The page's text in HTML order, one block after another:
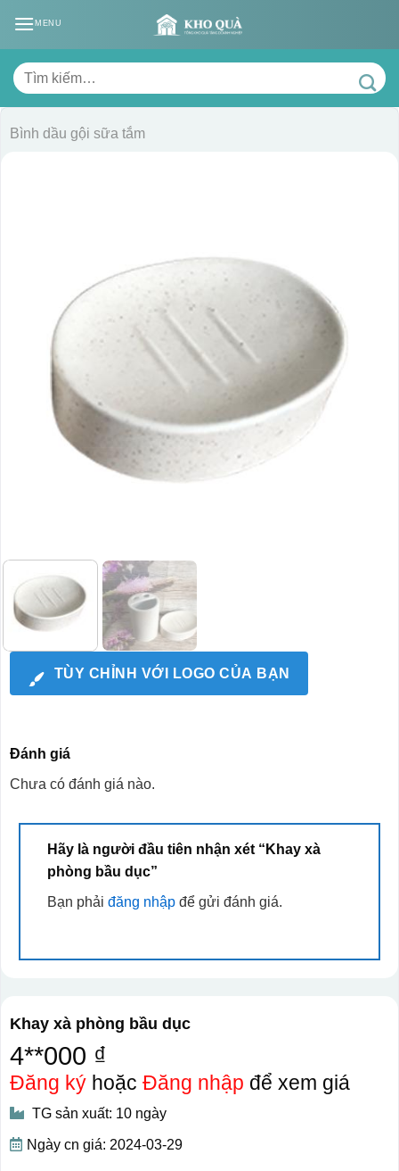
MENU
Tìm
kiếm:
Bình dầu gội sữa tắm
TÙY CHỈNH VỚI LOGO CỦA BẠN
Đánh giá
Chưa có đánh giá nào.
Hãy là người đầu tiên nhận xét “Khay xà
phòng bầu dục”
Bạn phải đăng nhậpđể gửi đánh giá.
Khay xà phòng bầu dục
4**000 ₫
Đăng kýhoặc Đăng nhập để xem giá
TG sản xuất: 10 ngày
Ngày cn giá: 2024-03-29